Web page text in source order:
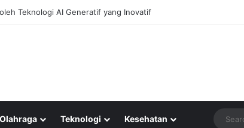
Teknologi AI Generatif yang Inovatif
Olahraga Teknologi Kesehatan